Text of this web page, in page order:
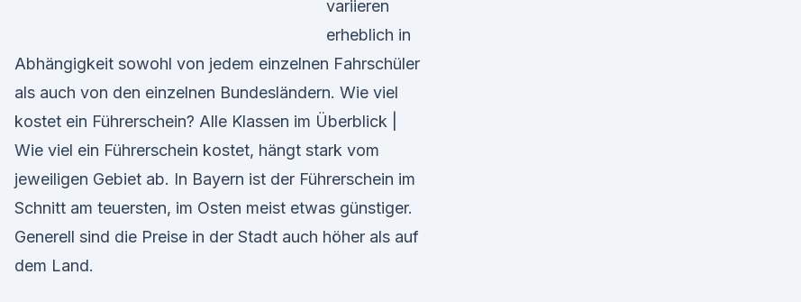
variieren
erheblich in
Abhängigkeit sowohl von jedem einzelnen Fahrschüler
als auch von den einzelnen Bundesländern. Wie viel
kostet ein Führerschein? Alle Klassen im Überblick |
Wie viel ein Führerschein kostet, hängt stark vom
jeweiligen Gebiet ab. In Bayern ist der Führerschein im
Schnitt am teuersten, im Osten meist etwas günstiger.
Generell sind die Preise in der Stadt auch höher als auf
dem Land.